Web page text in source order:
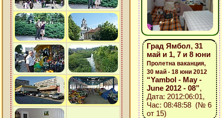
Град Ямбол, 31
май и 1, 7 и 8 юни
Пролетна ваканция,
30 май - 18 юни 2012
“Yambol - May -
June 2012 - 08”,
Дата: 2012:06:01,
Час: 08:48:58 (№ 6
от 15)